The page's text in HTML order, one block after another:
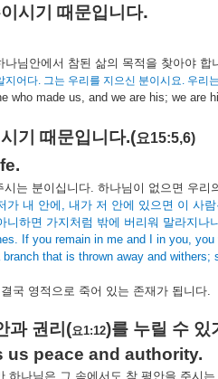
시기 때문입니다.
나님안에서 참된 삶의 목적을 찾아야 합
지어다. 그는 우리를 지으신 분이시요. 우리는
who made us, and we are his; we are
기 때문입니다.(요15:5,6)
시는 분이십니다. 하나님이 없으면 우리
가 내 안에 , 내가 저 안에 있으면 이 사람
니하면 가지처럼 밖에 버리워 말라지나
If you remain in me and I in you,
that is thrown away and
결국 영적으로 죽어 있는 존재가 됩니다.
과 권리 (요1:12)를 누릴 수 있
peace and authority.
하나님은 그 속에서도 참 평안을 주시는